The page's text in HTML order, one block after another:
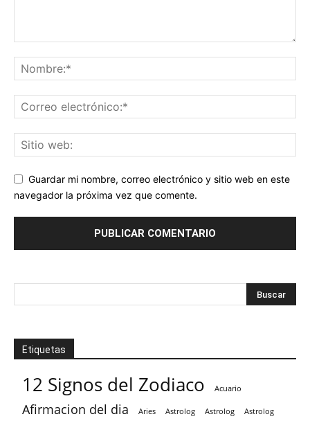
Guardar mi nombre, correo electrónico y sitio web en este
navegador la próxima vez que comente.
Etiquetas
12 Signos del Zodiaco Acuario
Afirmacion del dia Aries Astrolog Astrolog Astrolog